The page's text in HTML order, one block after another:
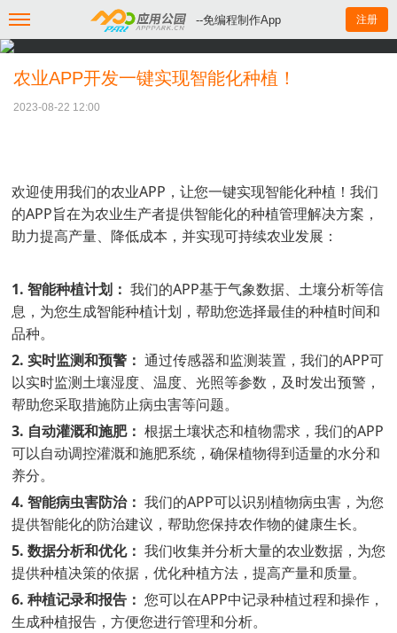
--免编程制作App 注册
农业APP开发一键实现智能化种植！
2023-08-22 12:00
欢迎使用我们的农业APP，让您一键实现智能化种植！我们
的APP旨在为农业生产者提供智能化的种植管理解决方案，
助力提高产量、降低成本，并实现可持续农业发展：
1. 智能种植计划： 我们的APP基于气象数据、土壤分析等信
息，为您生成智能种植计划，帮助您选择最佳的种植时间和
品种。
2. 实时监测和预警： 通过传感器和监测装置，我们的APP可
以实时监测土壤湿度、温度、光照等参数，及时发出预警，
帮助您采取措施防止病虫害等问题。
3. 自动灌溉和施肥： 根据土壤状态和植物需求，我们的APP
可以自动调控灌溉和施肥系统，确保植物得到适量的水分和
养分。
4. 智能病虫害防治： 我们的APP可以识别植物病虫害，为您
提供智能化的防治建议，帮助您保持农作物的健康生长。
5. 数据分析和优化： 我们收集并分析大量的农业数据，为您
提供种植决策的依据，优化种植方法，提高产量和质量。
6. 种植记录和报告： 您可以在APP中记录种植过程和操作，
生成种植报告，方便您进行管理和分析。